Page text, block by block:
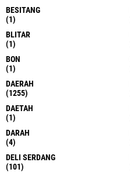
BESITANG
(1)
BLITAR
(1)
BON
(1)
DAERAH
(1255)
DAETAH
(1)
DARAH
(4)
DELI SERDANG
(101)